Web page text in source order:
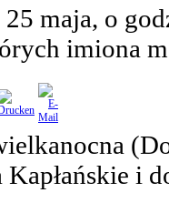
maja, o
imiona
i